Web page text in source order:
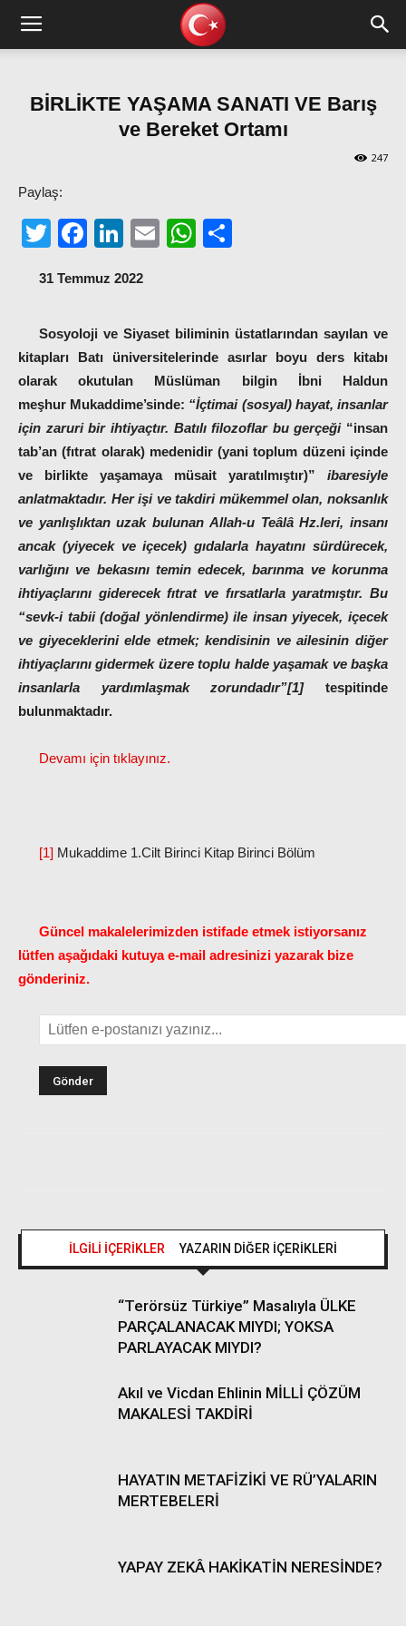
BİRLİKTE YAŞAMA SANATI VE Barış
ve Bereket Ortamı
247
Paylaş:
TwitterFacebook
LinkedIn
EmailWhatsApp
31 Temmuz 2022
Sosyoloji ve Siyaset biliminin üstatlarından sayılan ve
kitapları Batı üniversitelerinde asırlar boyu ders kitabı
olarak okutulan Müslüman bilgin İbni Haldun
meşhur Mukaddime’sinde: “İçtimai (sosyal) hayat, insanlar
için zaruri bir ihtiyaçtır. Batılı filozoflar bu gerçeği“insan
tab’an (fıtrat olarak) medenidir (yani toplum düzeni içinde
ve birlikte yaşamaya müsait yaratılmıştır)” ibaresiyle
anlatmaktadır. Her işi ve takdiri mükemmel olan, noksanlık
ve yanlışlıktan uzak bulunan Allah-u Teâlâ Hz.leri, insanı
ancak (yiyecek ve içecek) gıdalarla hayatını sürdürecek,
varlığını ve bekasını temin edecek, barınma ve korunma
ihtiyaçlarını giderecek fıtrat ve fırsatlarla yaratmıştır. Bu
“sevk-i tabii (doğal yönlendirme) ile insan yiyecek, içecek
ve giyeceklerini elde etmek; kendisinin ve ailesinin diğer
ihtiyaçlarını gidermek üzere toplu halde yaşamak ve başka
insanlarla yardımlaşmak zorundadır”[1] tespitinde
bulunmaktadır.
Devamı için tıklayınız.
[1] Mukaddime 1.Cilt Birinci Kitap Birinci Bölüm
Güncel makalelerimizden istifade etmek istiyorsanız
lütfen aşağıdaki kutuya e-mail adresinizi yazarak bize
gönderiniz.
İLGİLİ İÇERİKLER YAZARIN DİĞER İÇERİKLERİ
“Terörsüz Türkiye” Masalıyla ÜLKE
PARÇALANACAK MIYDI; YOKSA
PARLAYACAK MIYDI?
Akıl ve Vicdan Ehlinin MİLLİ ÇÖZÜM
MAKALESİ TAKDİRİ
HAYATIN METAFİZİKİ VE RÜ’YALARIN
MERTEBELERİ
YAPAY ZEKÂ HAKİKATİN NERESİNDE?